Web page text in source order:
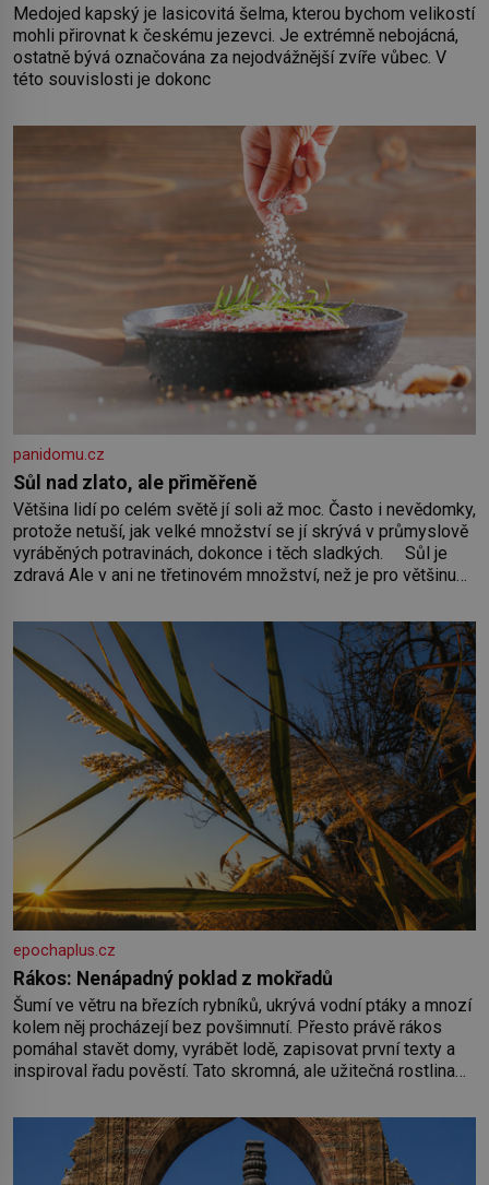
Medojed kapský je lasicovitá šelma, kterou bychom velikostí
mohli přirovnat k českému jezevci. Je extrémně nebojácná,
ostatně bývá označována za nejodvážnější zvíře vůbec. V
této souvislosti je dokonc
panidomu.cz
Sůl nad zlato, ale přiměřeně
Většina lidí po celém světě jí soli až moc. Často i nevědomky,
protože netuší, jak velké množství se jí skrývá v průmyslově
vyráběných potravinách, dokonce i těch sladkých. Sůl je
zdravá Ale v ani ne třetinovém množství, než je pro většinu
zásadní pro správné hospodaření
epochaplus.cz
Rákos: Nenápadný poklad z mokřadů
Šumí ve větru na březích rybníků, ukrývá vodní ptáky a mnozí
kolem něj procházejí bez povšimnutí. Přesto právě rákos
pomáhal stavět domy, vyrábět lodě, zapisovat první texty a
inspiroval řadu pověstí. Tato skromná, ale užitečná rostlina
obyčejnou kulisu letního koupání. Stačí se však podívat